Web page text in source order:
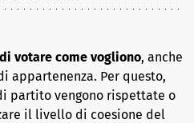
votare come vogliono, anche
appartenenza. Per questo,
partito vengono rispettate o
il livello di coesione del